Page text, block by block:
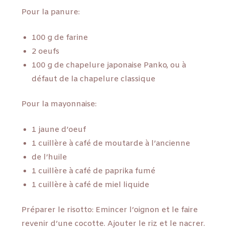
Pour la panure:
100 g de farine
2 oeufs
100 g de chapelure japonaise Panko, ou à
défaut de la chapelure classique
Pour la mayonnaise:
1 jaune d’oeuf
1 cuillère à café de moutarde à l’ancienne
de l’huile
1 cuillère à café de paprika fumé
1 cuillère à café de miel liquide
Préparer le risotto: Emincer l’oignon et le faire
revenir d’une cocotte. Ajouter le riz et le nacrer.